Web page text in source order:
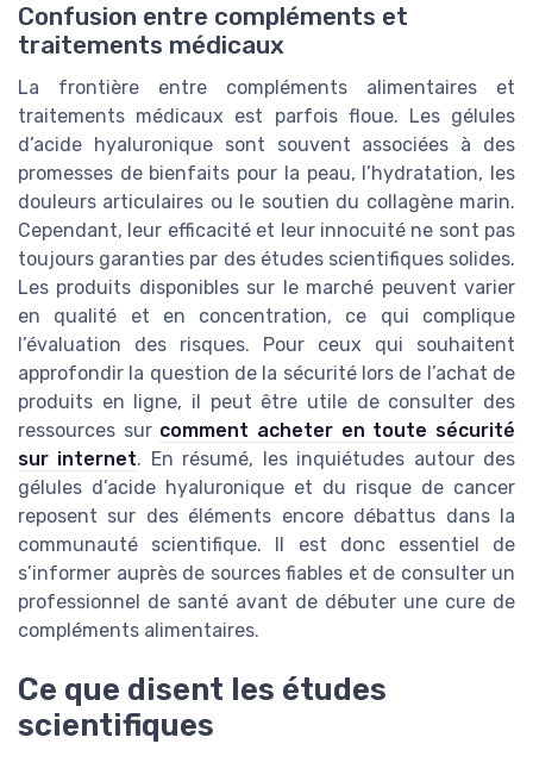
Confusion entre compléments et
traitements médicaux
La frontière entre compléments alimentaires et
traitements médicaux est parfois floue. Les gélules
d’acide hyaluronique sont souvent associées à des
promesses de bienfaits pour la peau, l’hydratation, les
douleurs articulaires ou le soutien du collagène marin.
Cependant, leur efficacité et leur innocuité ne sont pas
toujours garanties par des études scientifiques solides.
Les produits disponibles sur le marché peuvent varier
en qualité et en concentration, ce qui complique
l’évaluation des risques. Pour ceux qui souhaitent
approfondir la question de la sécurité lors de l’achat de
produits en ligne, il peut être utile de consulter des
ressources sur comment acheter en toute sécurité
sur internet. En résumé, les inquiétudes autour des
gélules d’acide hyaluronique et du risque de cancer
reposent sur des éléments encore débattus dans la
communauté scientifique. Il est donc essentiel de
s’informer auprès de sources fiables et de consulter un
professionnel de santé avant de débuter une cure de
compléments alimentaires.
Ce que disent les études
scientifiques